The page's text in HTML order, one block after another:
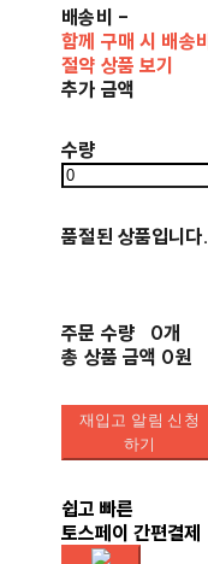
배송비 -
함께 구매 시 배송비
절약 상품 보기
추가 금액
수량
품절된 상품입니다.
주문 수량
0개
총 상품 금액 0원
재입고 알림 신청
하기
쉽고 빠른
토스페이 간편결제